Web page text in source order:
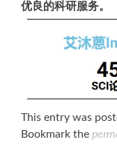
优良的科研服务。
This entry was
Bookmark the